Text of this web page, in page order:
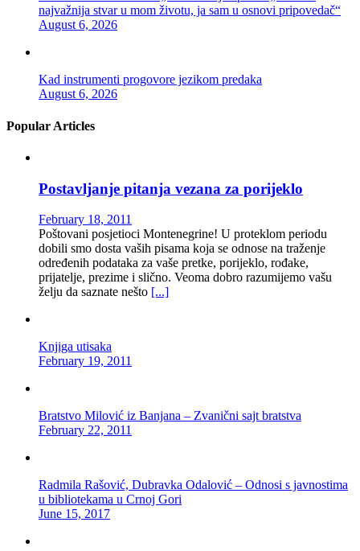
najvažnija stvar u mom životu, ja sam u osnovi pripovedač“
August 6, 2026
Kad instrumenti progovore jezikom predaka
August 6, 2026
Popular Articles
Postavljanje pitanja vezana za porijeklo
February 18, 2011
Poštovani posjetioci Montenegrine! U proteklom periodu
dobili smo dosta vaših pisama koja se odnose na traženje
određenih podataka za vaše pretke, porijeklo, rođake,
prijatelje, prezime i slično. Veoma dobro razumijemo vašu
želju da saznate nešto [...]
Knjiga utisaka
February 19, 2011
Bratstvo Milović iz Banjana – Zvanični sajt bratstva
February 22, 2011
Radmila Rašović, Dubravka Odalović – Odnosi s javnostima
u bibliotekama u Crnoj Gori
June 15, 2017